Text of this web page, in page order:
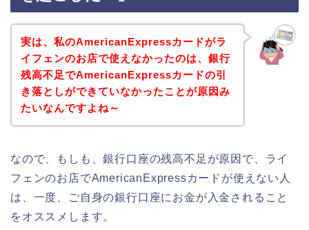
実は、私のAmericanExpressカードがラ
イフェンのお店で使えなかったのは、銀行
残高不足でAmericanExpressカードの引
き落としができていなかったことが原因み
たいなんですよね～
なので、もしも、銀行口座の残高不足が原因で、ライ
フェンのお店でAmericanExpressカードが使えない人
は、一度、ご自身の銀行口座にお金が入金されること
をオススメします。